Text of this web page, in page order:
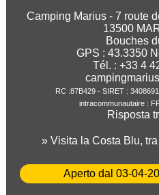
Camping Marius - 7 route
13500
Bouches
GPS :43.3350
Tél. : +33 4
RC :87B429 - SIRET :
intracommunautaire :
Risposta
» Visita la Costa Blu,
Aperto dal 03-04-